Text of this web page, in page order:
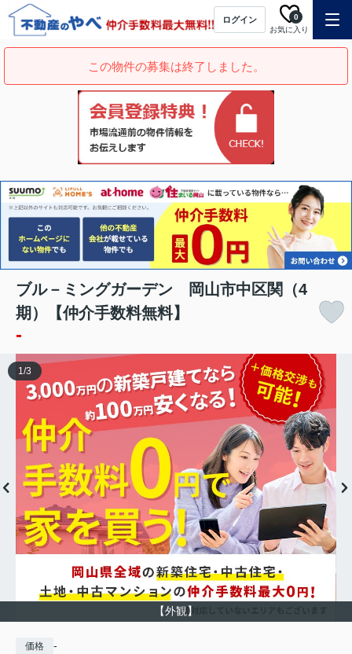
ログイン
お気に入り
0
この物件の募集は終了しました。
ブル－ミングガーデン 岡山市中区関（4
期）【仲介手数料無料】
-
【外観】
1/3
価格 -